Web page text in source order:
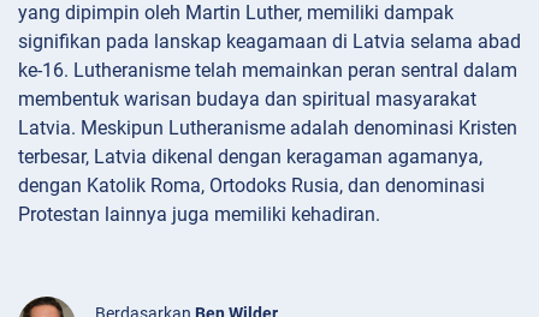
yang dipimpin oleh Martin Luther, memiliki dampak
signifikan pada lanskap keagamaan di Latvia selama abad
ke-16. Lutheranisme telah memainkan peran sentral dalam
membentuk warisan budaya dan spiritual masyarakat
Latvia. Meskipun Lutheranisme adalah denominasi Kristen
terbesar, Latvia dikenal dengan keragaman agamanya,
dengan Katolik Roma, Ortodoks Rusia, dan denominasi
Protestan lainnya juga memiliki kehadiran.